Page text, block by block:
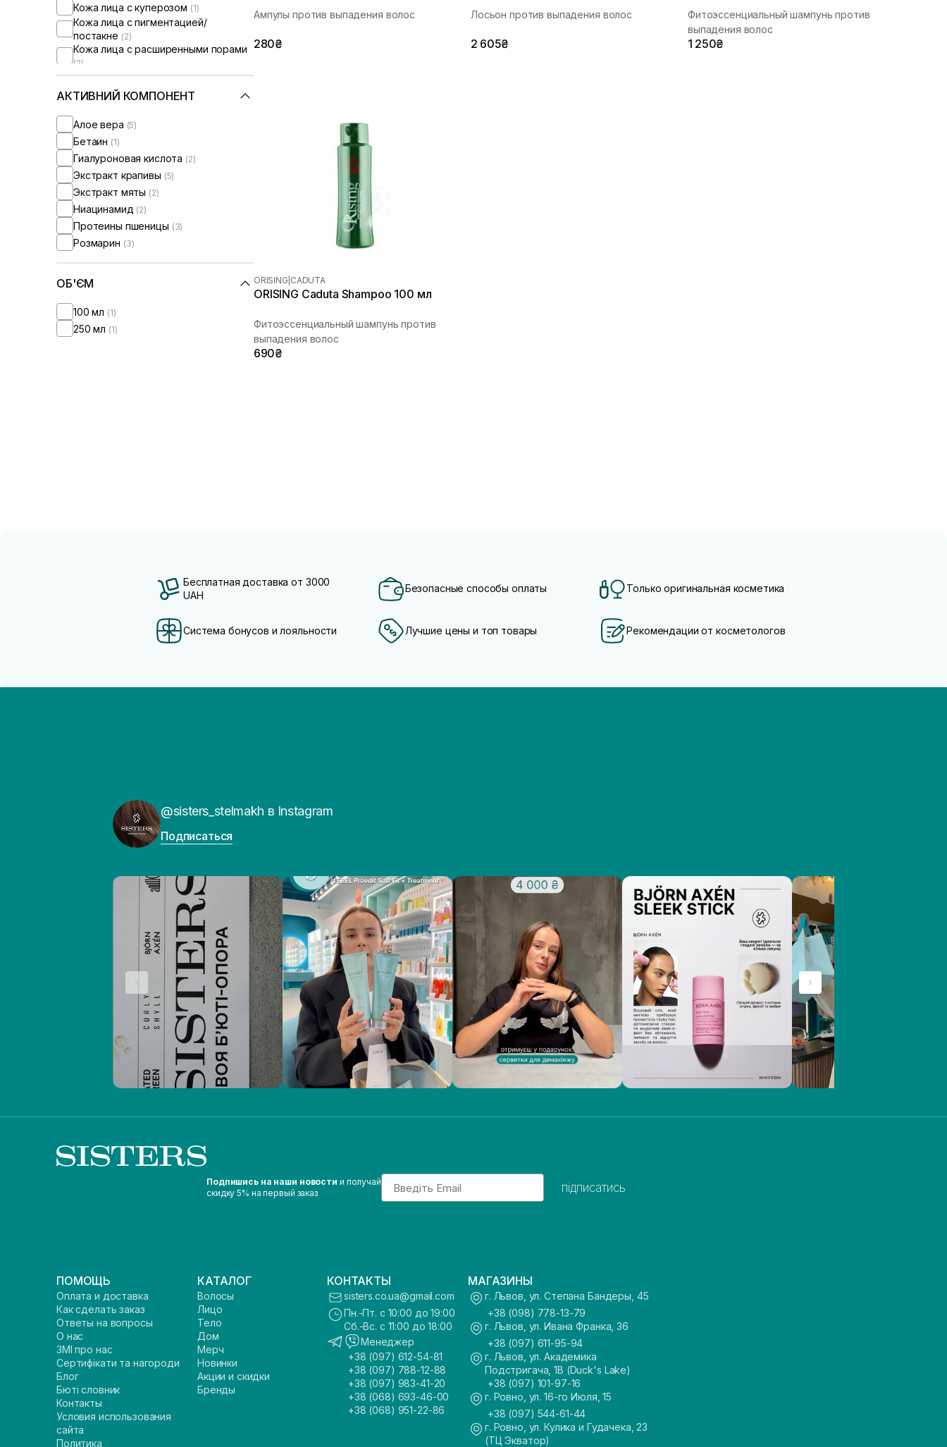
Кожа лица с куперозом (1)
Кожа лица с пигментацией/
постакне (2)
Кожа лица с расширенными порами
(2)
Кожа лица с нарушенным
барьером(1)
Кожа лица с нарушенным
От выпадения и для стимуляции
роста волос
Сыворотки от постакне(1)
АКТИВНИЙ КОМПОНЕНТ
Алое вера (5)
Бетаин (1)
Гиалуроновая кислота (2)
Экстракт крапивы (5)
Экстракт мяты (2)
Ниацинамид (2)
Протеины пшеницы (3)
Розмарин (3)
ОБ'ЄМ
100 мл (1)
250 мл (1)
Ампулы против выпадения волос
280₴
Лосьон против выпадения волос
2 605₴
Фитоэссенциальный шампунь против
выпадения волос
1 250₴
ORISING CADUTA
ORISING Caduta Shampoo 100 мл
Фитоэссенциальный шампунь против
выпадения волос
690₴
Бесплатная доставка от 3000
UAH
Безопасные способы оплаты Только оригинальная косметика
Система бонусов и лояльности Лучшие цены и топ товары Рекомендации от косметологов
@sisters_stelmakh в Instagram
Подписаться
Подпишись на наши новости и получай
скидку 5% на первый заказ
Email
підписатись
ПОМОЩЬ
Оплата и доставка
Как сделать заказ
Ответы на вопросы
О нас
ЗМІ про нас
Сертифікати та нагороди
Блог
Бюті словник
Контакты
Условия использования
сайта
Политика
КАТАЛОГ
Волосы
Лицо
Тело
Дом
Мерч
Новинки
Акции и скидки
Бренды
КОНТАКТЫ
sisters.co.ua@gmail.com
Пн.-Пт. с 10:00 до 19:00
Сб.-Вс. с 11:00 до 18:00
Менеджер
+38 (097) 612-54-81
+38 (097) 788-12-88
+38 (097) 983-41-20
+38 (068) 693-46-00
+38 (068) 951-22-86
МАГАЗИНЫ
г. Львов, ул. Степана Бандеры, 45
+38 (098) 778-13-79
г. Львов, ул. Ивана Франка, 36
+38 (097) 611-95-94
г. Львов, ул. Академика
Подстригача, 1В (Duck's Lake)
+38 (097) 101-97-16
г. Ровно, ул. 16-го Июля, 15
+38 (097) 544-61-44
г. Ровно, ул. Кулика и Гудачека, 23
(ТЦ Экватор)